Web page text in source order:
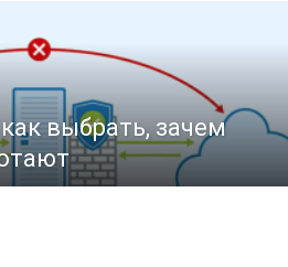
выбрать, зачем